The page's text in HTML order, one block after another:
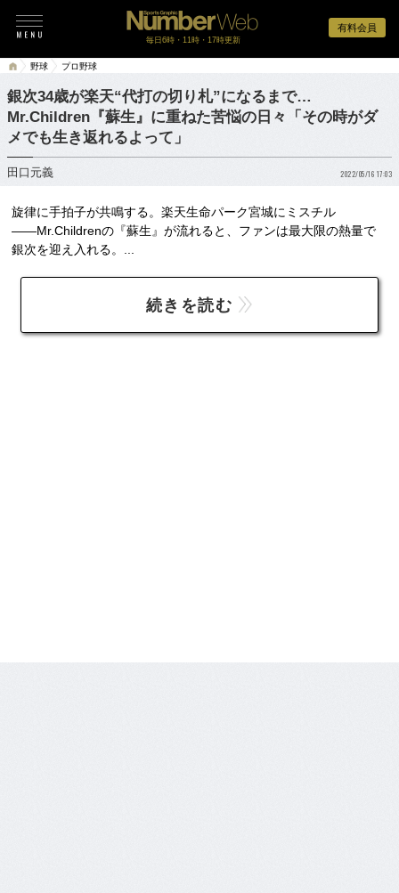
有料会員
毎日6時・11時・17時更新
野球 プロ野球
銀次34歳が楽天“代打の切り札”になるまで…
Mr.Children『蘇生』に重ねた苦悩の日々「その時がダ
メでも生き返れるよって」
田口元義 2022/05/16 17:03
旋律に手拍子が共鳴する。楽天生命パーク宮城にミスチル
――Mr.Childrenの『蘇生』が流れると、ファンは最大限の熱量で
銀次を迎え入れる。...
続きを読む